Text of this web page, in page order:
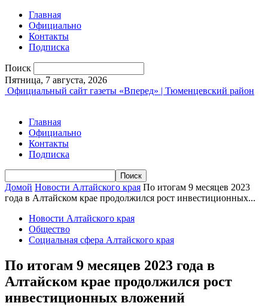
Главная
Официально
Контакты
Подписка
Поиск
Пятница, 7 августа, 2026
Официальный сайт газеты «Вперед» | Тюменцевский район
Главная
Официально
Контакты
Подписка
Домой Новости Алтайского края По итогам 9 месяцев 2023
года в Алтайском крае продолжился рост инвестиционных...
Новости Алтайского края
Общество
Социальная сфера Алтайского края
По итогам 9 месяцев 2023 года в
Алтайском крае продолжился рост
инвестиционных вложений